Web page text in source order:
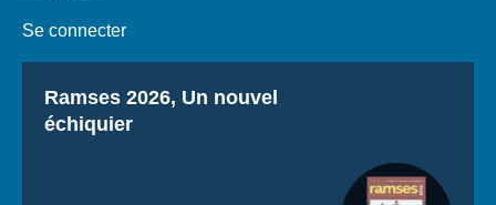
Se connecter
Titre
Ramses 2026, Un nouvel
échiquier